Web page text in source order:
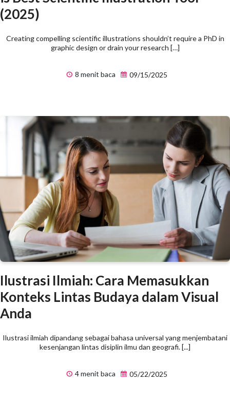
(2025)
Creating compelling scientific illustrations shouldn’t require a PhD in
graphic design or drain your research […]
8 menit baca 09/15/2025
Ilustrasi Ilmiah: Cara Memasukkan
Konteks Lintas Budaya dalam Visual
Anda
Ilustrasi ilmiah dipandang sebagai bahasa universal yang menjembatani
kesenjangan lintas disiplin ilmu dan geografi. [...]
4 menit baca 05/22/2025